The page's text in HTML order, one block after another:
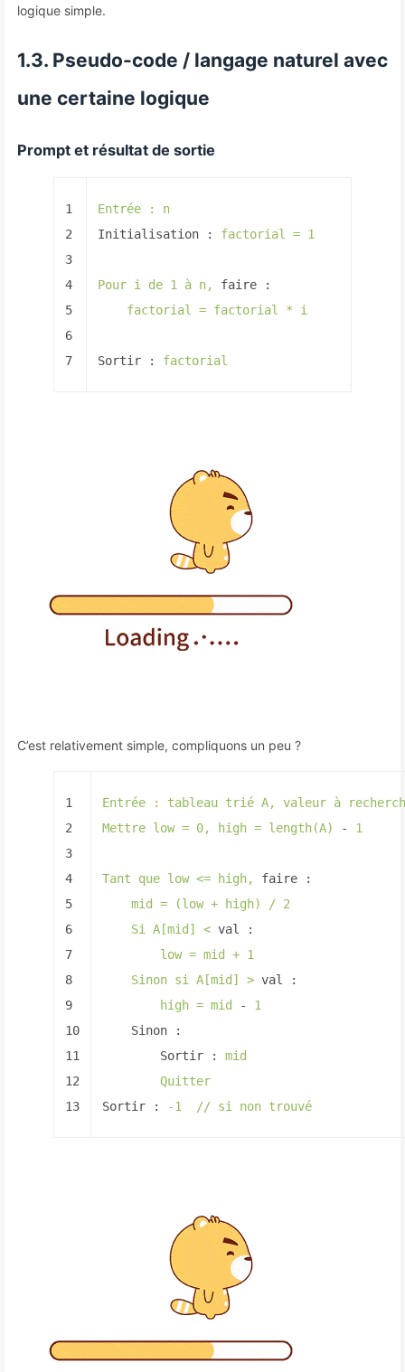
logique simple.
1.3. Pseudo-code / langage naturel avec
une certaine logique
Prompt et résultat de sortie
1
2
3
4
5
6
7
Entrée :
n
Initialisation :
factorial = 1
Pour i de 1 à n,
faire :
factorial
= factorial * i
Sortir : factorial
C’est relativement simple, compliquons un peu ?
1
2
3
4
5
6
7
8
9
10
11
12
13
Entrée : tableau trié A, valeur à
Mettre low = 0, high = length(A) - 1
Tant que low <= high,
faire :
mid
= (low + high) / 2
Si
A[mid] < val :
low = mid + 1
Sinon si A[mid] > val :
high = mid -
1
Sinon :
Sortir :
mid
Quitter
Sortir :
-1 // si non trouvé